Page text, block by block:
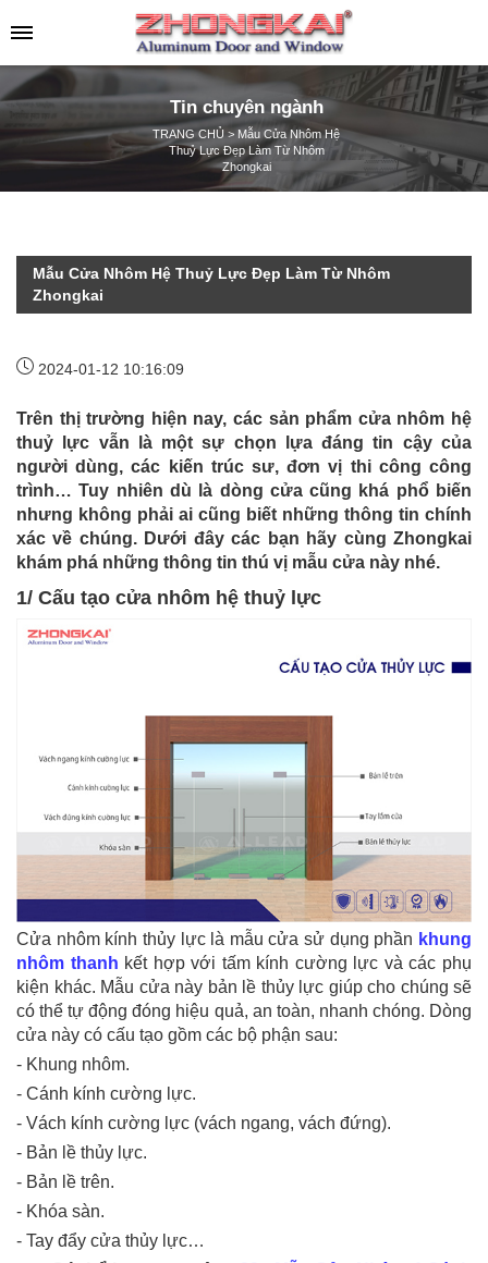
Tin chuyên ngành
TRANG CHỦ > Mẫu Cửa Nhôm Hệ
Thuỷ Lực Đẹp Làm Từ Nhôm
Zhongkai
Mẫu Cửa Nhôm Hệ Thuỷ Lực Đẹp Làm Từ Nhôm
Zhongkai
2024-01-12 10:16:09
Trên thị trường hiện nay, các sản phẩm cửa nhôm hệ
thuỷ lực vẫn là một sự chọn lựa đáng tin cậy của
người dùng, các kiến trúc sư, đơn vị thi công công
trình… Tuy nhiên dù là dòng cửa cũng khá phổ biến
nhưng không phải ai cũng biết những thông tin chính
xác về chúng. Dưới đây các bạn hãy cùng Zhongkai
khám phá những thông tin thú vị mẫu cửa này nhé.
1/ Cấu tạo cửa nhôm hệ thuỷ lực
Cửa nhôm kính thủy lực là mẫu cửa sử dụng phần khung
nhôm thanh kết hợp với tấm kính cường lực và các phụ
kiện khác. Mẫu cửa này bản lề thủy lực giúp cho chúng sẽ
có thể tự động đóng hiệu quả, an toàn, nhanh chóng. Dòng
cửa này có cấu tạo gồm các bộ phận sau:
- Khung nhôm.
- Cánh kính cường lực.
- Vách kính cường lực (vách ngang, vách đứng).
- Bản lề thủy lực.
- Bản lề trên.
- Khóa sàn.
- Tay đẩy cửa thủy lực…